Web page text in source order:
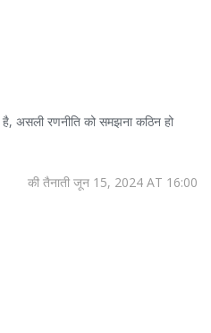
असली रणनीति को समझना कठिन हो
की तैनाती जून 15, 2024 AT 16:00